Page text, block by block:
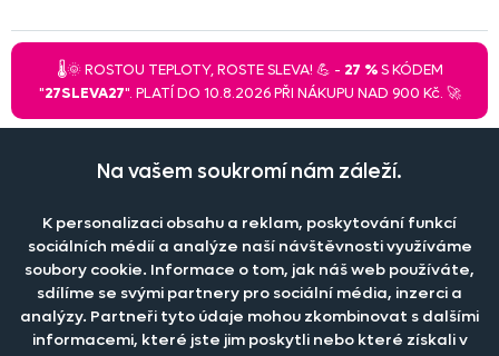
organizace nabízíme zajímavé slevy, více informacíZDE.
🌡️🌞 ROSTOU TEPLOTY, ROSTE SLEVA! 💪 - 27 %S KÓDEM
"27SLEVA27". PLATÍ DO 10.8.2026 PŘI NÁKUPU NAD 900 Kč. 🚀
Naše společnost
Doprava a platba
Na vašem soukromí nám záleží.
K personalizaci obsahu a reklam, poskytování funkcí
sociálních médií a analýze naší návštěvnosti využíváme
soubory cookie. Informace o tom, jak náš web používáte,
sdílíme se svými partnery pro sociální média, inzerci a
analýzy. Partneři tyto údaje mohou zkombinovat s dalšími
informacemi, které jste jim poskytli nebo které získali v